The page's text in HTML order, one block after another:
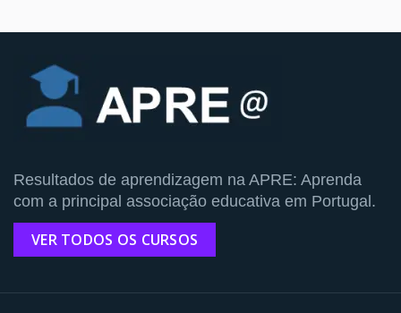
Resultados de aprendizagem na APRE: Aprenda
com a principal associação educativa em Portugal.
VER TODOS OS CURSOS